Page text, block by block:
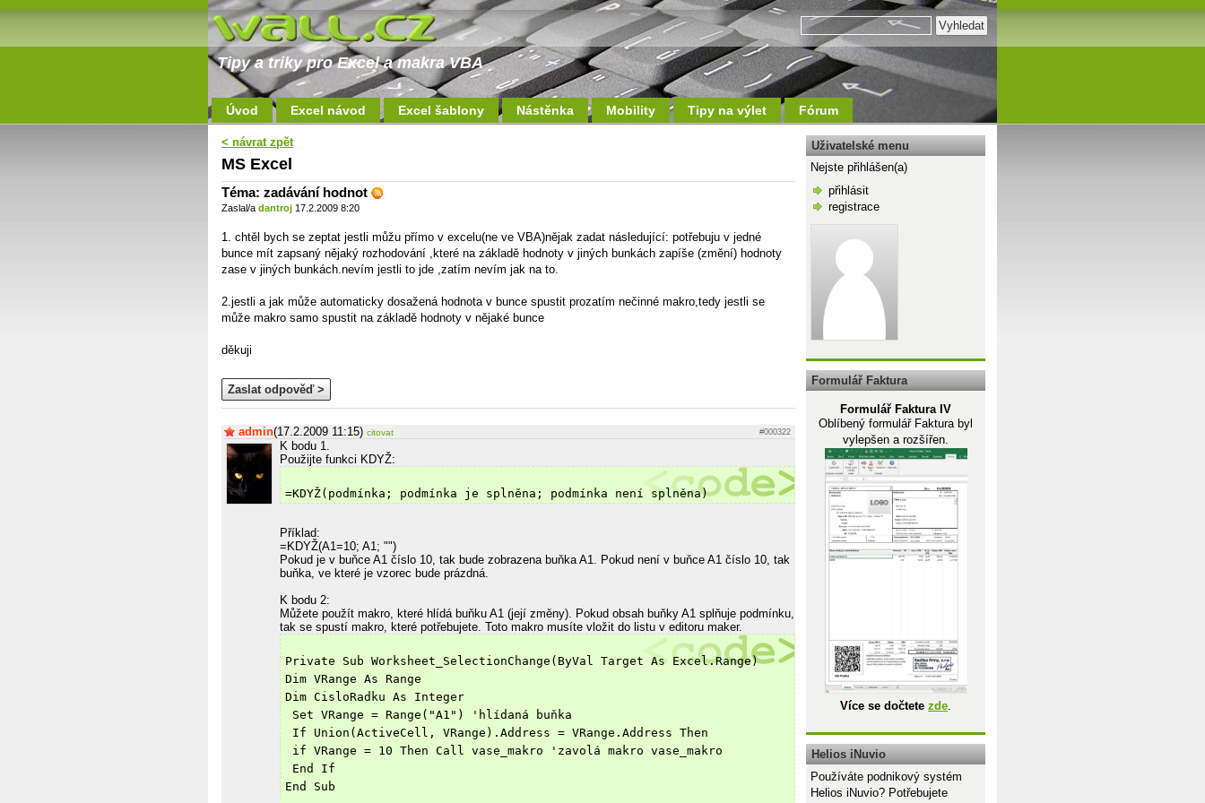
Tipy a triky pro Excel a makra VBA
Úvod Excel návod Excel šablony Nástěnka Mobility Tipy na výlet Fórum
< návrat zpět
MS Excel
Téma: zadávání hodnot
Zaslal/a dantroj 17.2.2009 8:20
1. chtěl bych se zeptat jestli můžu přímo v excelu(ne ve VBA)nějak zadat následující: potřebuju v jedné
bunce mít zapsaný nějaký rozhodování ,které na základě hodnoty v jiných bunkách zapíše (změní) hodnoty
zase v jiných bunkách.nevím jestli to jde ,zatím nevím jak na to.
2.jestli a jak může automaticky dosažená hodnota v bunce spustit prozatím nečinné makro,tedy jestli se
může makro samo spustit na základě hodnoty v nějaké bunce
děkuji
Zaslat odpověď >
admin(17.2.2009 11:15) citovat #000322
K bodu 1.
Použijte funkci KDYŽ:
=KDYŽ(podmínka; podmínka je splněna; podmínka není splněna)
Příklad:
=KDYŽ(A1=10; A1; "")
Pokud je v buňce A1 číslo 10, tak bude zobrazena buňka A1. Pokud není v buňce A1 číslo 10, tak
buňka, ve které je vzorec bude prázdná.
K bodu 2:
Můžete použít makro, které hlídá buňku A1 (její změny). Pokud obsah buňky A1 splňuje podmínku,
tak se spustí makro, které potřebujete. Toto makro musíte vložit do listu v editoru maker.
Private Sub Worksheet_SelectionChange(ByVal Target As Excel.Range)
Dim VRange As Range
Dim CisloRadku As Integer
Set VRange = Range("A1") 'hlídaná buňka
If Union(ActiveCell, VRange).Address = VRange.Address Then
if VRange = 10 Then Call vase_makro 'zavolá makro vase_makro
End If
End Sub
Uživatelské menu
Nejste přihlášen(a)
přihlásit
registrace
Formulář Faktura
Formulář Faktura IV
Oblíbený formulář Faktura byl
vylepšen a rozšířen.
Více se dočtete zde.
Helios iNuvio
Používáte podnikový systém
Helios iNuvio? Potřebujete